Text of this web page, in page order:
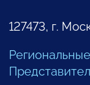
127473, г.